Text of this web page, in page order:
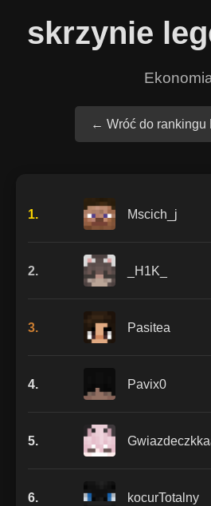
skrzynie
← Wróć do rankingu
1. Mscich_j
2. _H1K_
3. Pasitea
4. Pavix0
5.
6. kocurTotalny